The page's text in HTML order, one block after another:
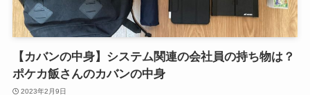
【カバンの中身】システム関連の会社員の持ち物は？
ポケカ飯さんのカバンの中身
2023年2月9日